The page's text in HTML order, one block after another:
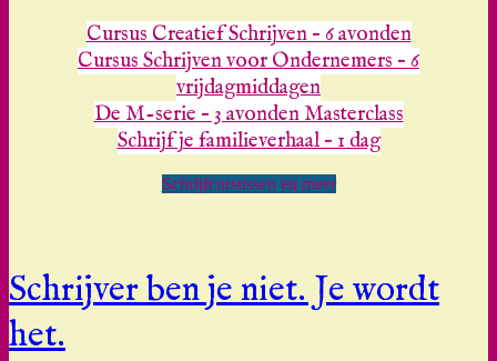
Cursus Creatief Schrijven – 6 avonden
Cursus Schrijven voor Ondernemers – 6
vrijdagmiddagen
De M-serie – 3 avonden Masterclass
Schrijf je familieverhaal – 1 dag
Schrijfcursussen en meer
Schrijver ben je niet. Je wordt
het.